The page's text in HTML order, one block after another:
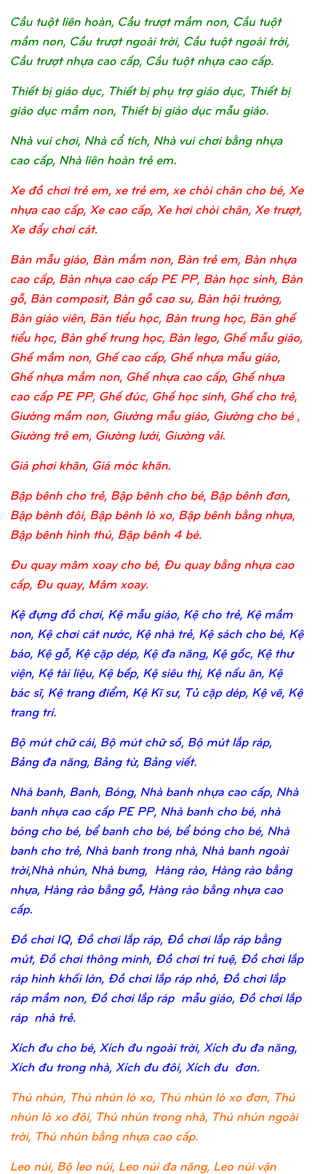
Cầu tuột liên hoàn, Cầu trượt mầm non, Cầu tuột
mầm non, Cầu trượt ngoài trời, Cầu tuột ngoài trời,
Cầu trượt nhựa cao cấp, Cầu tuột nhựa cao cấp.
Thiết bị giáo dục, Thiết bị phụ trợ giáo dục, Thiết bị
giáo dục mầm non, Thiết bị giáo dục mẫu giáo.
Nhà vui chơi, Nhà cổ tích, Nhà vui chơi bằng nhựa
cao cấp, Nhà liên hoàn trẻ em.
Xe đồ chơi trẻ em, xe trẻ em, xe chòi chân cho bé, Xe
nhựa cao cấp, Xe cao cấp, Xe hơi chòi chân, Xe trượt,
Xe đẩy chơi cát.
Bàn mẫu giáo, Bàn mầm non, Bàn trẻ em, Bàn nhựa
cao cấp, Bàn nhựa cao cấp PE PP, Bàn học sinh, Bàn
gỗ, Bàn composit, Bàn gỗ cao su, Bàn hội trường,
Bàn giáo viên, Bàn tiểu học, Bàn trung học, Bàn ghế
tiểu học, Bàn ghế trung học, Bàn lego, Ghế mẫu giáo,
Ghế mầm non, Ghế cao cấp, Ghế nhựa mẫu giáo,
Ghế nhựa mầm non, Ghế nhựa cao cấp, Ghế nhựa
cao cấp PE PP, Ghế đúc, Ghế học sinh, Ghế cho trẻ,
Giường mầm non, Giường mẫu giáo, Giường cho bé ,
Giường trẻ em, Giường lưới, Giường vải.
Giá phơi khăn, Giá móc khăn.
Bập bênh cho trẻ, Bập bênh cho bé, Bập bênh đơn,
Bập bênh đôi, Bập bênh lò xo, Bập bênh bằng nhựa,
Bập bênh hình thú, Bập bênh 4 bé.
Đu quay mâm xoay cho bé, Đu quay bằng nhựa cao
cấp, Đu quay, Mâm xoay.
Kệ đựng đồ chơi, Kệ mẫu giáo, Kệ cho trẻ, Kệ mầm
non, Kệ chơi cát nước, Kệ nhà trẻ, Kệ sách cho bé, Kệ
báo, Kệ gỗ, Kệ cặp dép, Kệ đa năng, Kệ gốc, Kệ thư
viện, Kệ tài liệu, Kệ bếp, Kệ siêu thị, Kệ nấu ăn, Kệ
bác sĩ, Kệ trang điểm, Kệ Kĩ sư, Tủ cặp dép, Kệ vẽ, Kệ
trang trí.
Bộ mút chữ cái, Bộ mút chữ số, Bộ mút lắp ráp,
Bảng đa năng, Bảng từ, Bảng viết.
Nhà banh, Banh, Bóng, Nhà banh nhựa cao cấp, Nhà
banh nhựa cao cấp PE PP, Nhà banh cho bé, nhà
bóng cho bé, bể banh cho bé, bể bóng cho bé, Nhà
banh cho trẻ, Nhà banh trong nhà, Nhà banh ngoài
trời,Nhà nhún, Nhà bưng, Hàng rào, Hàng rào bằng
nhựa, Hàng rào bằng gỗ, Hàng rào bằng nhựa cao
cấp.
Đồ chơi IQ, Đồ chơi lắp ráp, Đồ chơi lắp ráp bằng
mút, Đồ chơi thông minh, Đồ chơi trí tuệ, Đồ chơi lắp
ráp hình khối lớn, Đồ chơi lắp ráp nhỏ, Đồ chơi lắp
ráp mầm non, Đồ chơi lắp ráp mẫu giáo, Đồ chơi lắp
ráp nhà trẻ.
Xích đu cho bé, Xích đu ngoài trời, Xích đu đa năng,
Xích đu trong nhà, Xích đu đôi, Xích đu đơn.
Thú nhún, Thú nhún lò xo, Thú nhún lò xo đơn, Thú
nhún lò xo đôi, Thú nhún trong nhà, Thú nhún ngoài
trời, Thú nhún bằng nhựa cao cấp.
Leo núi, Bộ leo núi, Leo núi đa năng, Leo núi vận